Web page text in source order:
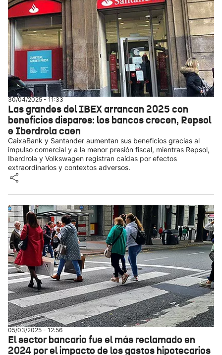
30/04/2025 - 11:33
Las grandes del IBEX arrancan 2025 con
beneficios dispares: los bancos crecen, Repsol
e Iberdrola caen
CaixaBank y Santander aumentan sus beneficios gracias al
impulso comercial y a la menor presión fiscal, mientras Repsol,
Iberdrola y Volkswagen registran caídas por efectos
extraordinarios y contextos adversos.
05/03/2025 - 12:56
El sector bancario fue el más reclamado en
2024 por el impacto de los gastos hipotecarios